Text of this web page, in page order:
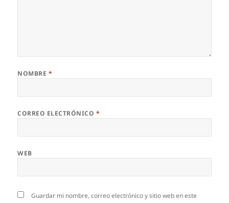
NOMBRE *
CORREO ELECTRÓNICO *
WEB
Guardar mi nombre, correo electrónico y sitio web en este